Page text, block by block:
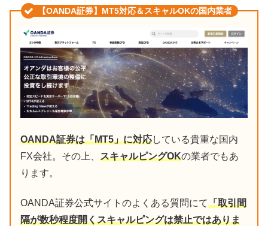
【OANDA証券】MT5対応＆スキャルOKの国内業者
OANDA証券は「MT5」に対応している貴重な国内
FX会社。その上、 スキャルピングOKの業者でもあ
ります。
OANDA証券公式サイトのよくある質問にて「取引間
隔が数秒程度開くスキャルピングは禁止ではありま